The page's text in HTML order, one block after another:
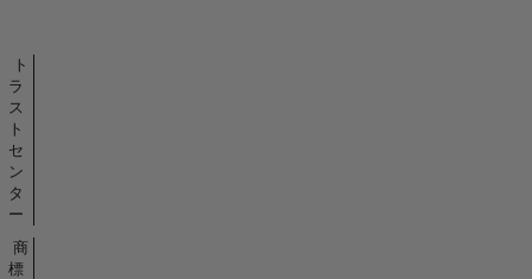
ト
ラ
ス
ト
セ
ン
タ
ー
商
標